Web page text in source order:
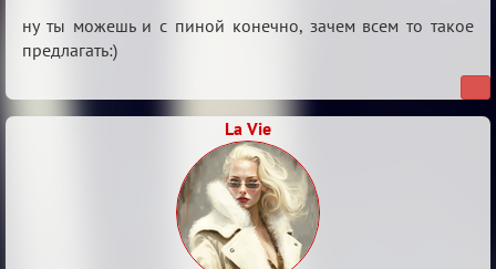
ну ты можешь и с пиной конечно, зачем всем то такое
предлагать:)
La Vie